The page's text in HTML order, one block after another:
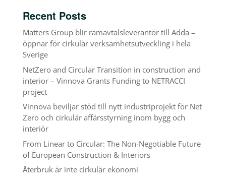
Recent Posts
Matters Group blir ramavtalsleverantör till Adda –
öppnar för cirkulär verksamhetsutveckling i hela
Sverige
NetZero and Circular Transition in construction and
interior – Vinnova Grants Funding to NETRACCI
project
Vinnova beviljar stöd till nytt industriprojekt för Net
Zero och cirkulär affärsstyrning inom bygg och
interiör
From Linear to Circular: The Non-Negotiable Future
of European Construction & Interiors
Återbruk är inte cirkulär ekonomi